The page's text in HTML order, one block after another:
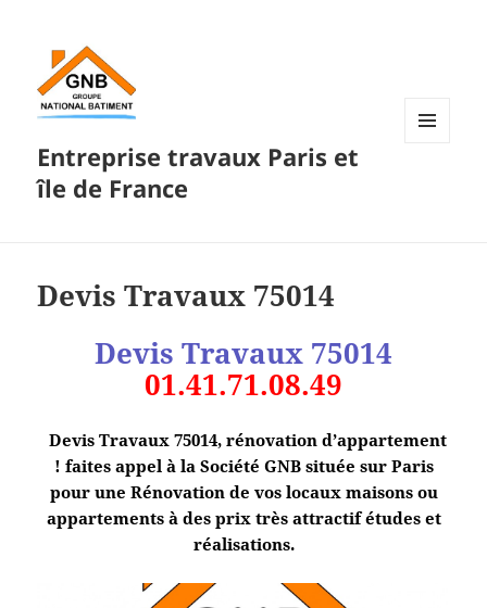
Entreprise travaux Paris et
île de France
Devis Travaux 75014
Devis Travaux 75014
01.41.71.08.49
Devis Travaux 75014, rénovation d’appartement
! faites appel à la Société GNB située sur Paris
pour une Rénovation de vos locaux maisons ou
appartements à des prix très attractif études et
réalisations.